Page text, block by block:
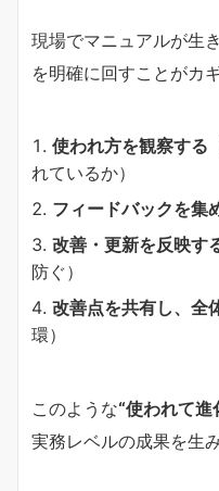
現場でマニュアルが生
を明確に回すことがカ
使われ方を観察する
れているか）
フィードバックを集
改善・更新を反映す
防ぐ）
改善点を共有し、全
環）
このような“使われて進
実務レベルの成果を生